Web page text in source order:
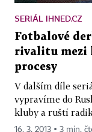
SERIÁL IHNED.CZ
Fotbalové
rivalitu mezi
procesy
V dalším díle
vypravíme do
kluby a ruští
16. 3. 2013 ▪ 3 min.